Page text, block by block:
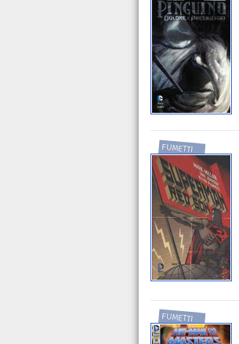
FUMETTI
FUMETTI